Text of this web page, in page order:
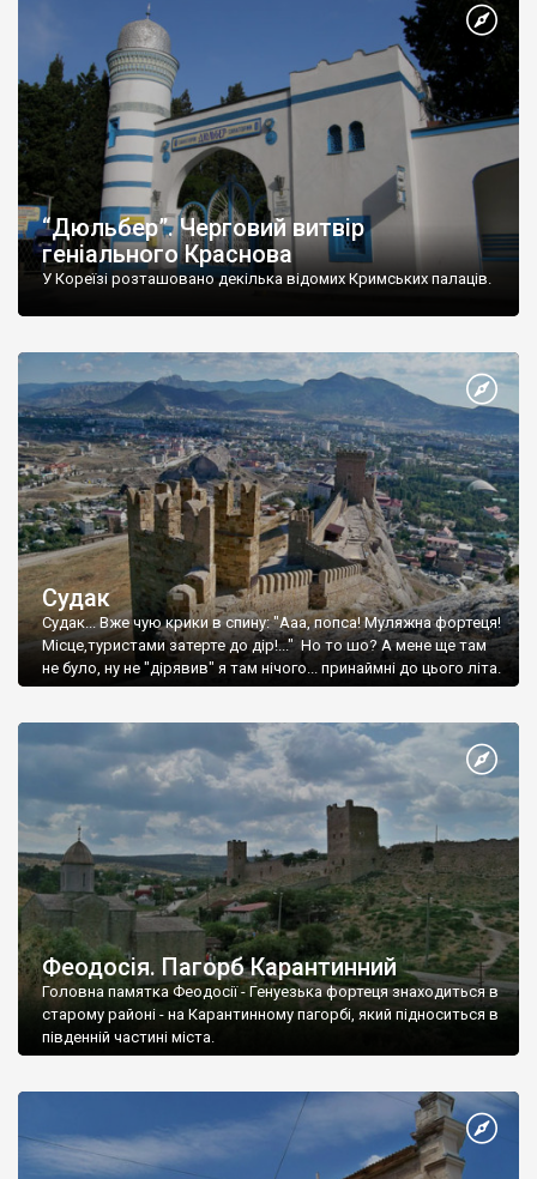
“Дюльбер”. Черговий витвір
геніального Краснова
У Кореїзі розташовано декілька відомих Кримських палаців.
Судак
Судак... Вже чую крики в спину: "Ааа, попса! Муляжна фортеця!
Місце,туристами затерте до дір!..." Но то шо? А мене ще там
не було, ну не "дірявив" я там нічого... принаймні до цього літа.
Феодосія. Пагорб Карантинний
Головна памятка Феодосії - Генуезька фортеця знаходиться в
старому районі - на Карантинному пагорбі, який підноситься в
південній частині міста.